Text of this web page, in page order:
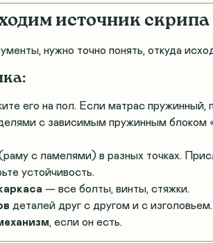
источник скрипа
нужно точно понять, откуда
его на пол. Если матрас пружинный,
с зависимым пружинным блоком
с ламелями) в разных точках.
устойчивость.
— все болты, винты, стяжки.
деталей друг с другом и с изголовьем.
, если он есть.